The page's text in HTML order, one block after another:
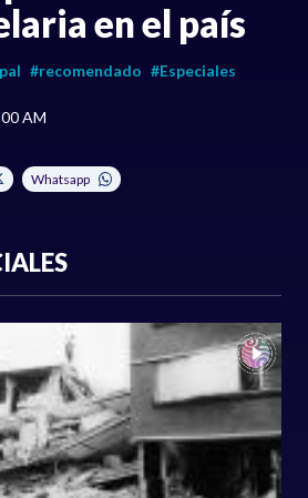
en el país
#recomendado #Especiales
AM
Whatsapp